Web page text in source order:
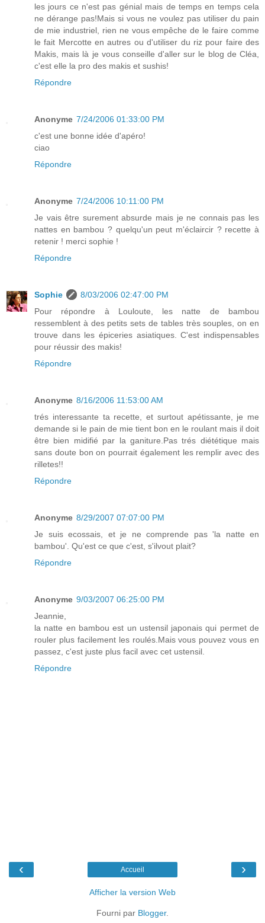
les jours ce n'est pas génial mais de temps en temps cela
ne dérange pas!Mais si vous ne voulez pas utiliser du pain
de mie industriel, rien ne vous empêche de le faire comme
le fait Mercotte en autres ou d'utiliser du riz pour faire des
Makis, mais là je vous conseille d'aller sur le blog de Cléa,
c'est elle la pro des makis et sushis!
Répondre
Anonyme 7/24/2006 01:33:00 PM
c'est une bonne idée d'apéro!
ciao
Répondre
Anonyme 7/24/2006 10:11:00 PM
Je vais être surement absurde mais je ne connais pas les
nattes en bambou ? quelqu'un peut m'éclaircir ? recette à
retenir ! merci sophie !
Répondre
Sophie
8/03/2006 02:47:00 PM
Pour répondre à Louloute, les natte de bambou
ressemblent à des petits sets de tables très souples, on en
trouve dans les épiceries asiatiques. C'est indispensables
pour réussir des makis!
Répondre
Anonyme 8/16/2006 11:53:00 AM
trés interessante ta recette, et surtout apétissante, je me
demande si le pain de mie tient bon en le roulant mais il doit
être bien midifié par la ganiture.Pas trés diététique mais
sans doute bon on pourrait également les remplir avec des
rilletes!!
Répondre
Anonyme 8/29/2007 07:07:00 PM
Je suis ecossais, et je ne comprende pas 'la natte en
bambou'. Qu'est ce que c'est, s'ilvout plait?
Répondre
Anonyme 9/03/2007 06:25:00 PM
Jeannie,
la natte en bambou est un ustensil japonais qui permet de
rouler plus facilement les roulés.Mais vous pouvez vous en
passez, c'est juste plus facil avec cet ustensil.
Répondre
‹ ›
Accueil
Afficher la version Web
Fourni par Blogger.